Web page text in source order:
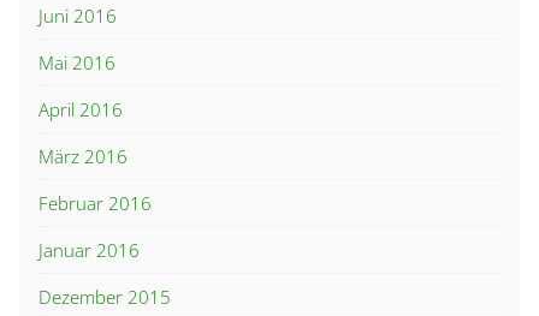
Juni 2016
Mai 2016
April 2016
März 2016
Februar 2016
Januar 2016
Dezember 2015